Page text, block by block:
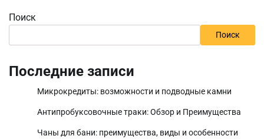
Поиск
Поиск
Последние записи
Микрокредиты: возможности и подводные камни
Антипробуксовочные траки: Обзор и Преимущества
Чаны для бани: преимущества, виды и особенности